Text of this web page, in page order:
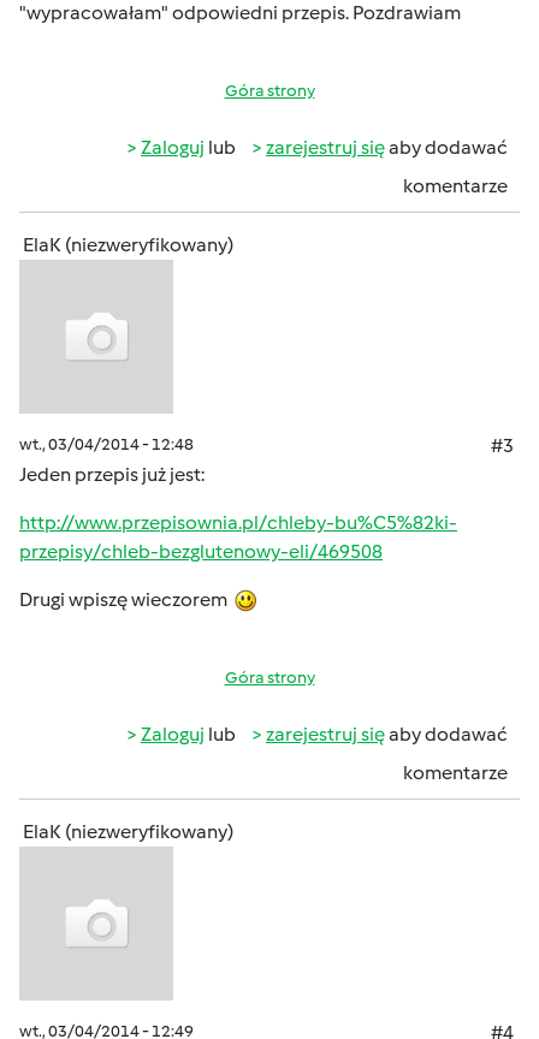
"wypracowałam" odpowiedni przepis. Pozdrawiam
Góra strony
Zaloguj lub zarejestruj sięaby dodawać
komentarze
ElaK (niezweryfikowany)
wt., 03/04/2014 - 12:48
#3
Jeden przepis już jest:
http://www.przepisownia.pl/chleby-bu%C5%82ki-
przepisy/chleb-bezglutenowy-eli/469508
Drugi wpiszę wieczorem
Góra strony
Zaloguj lub zarejestruj sięaby dodawać
komentarze
ElaK (niezweryfikowany)
wt., 03/04/2014 - 12:49 #4